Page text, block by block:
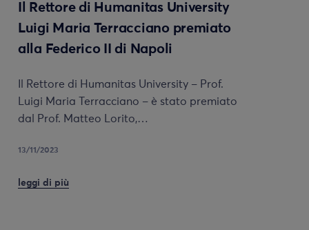
Il Rettore di Humanitas University
Luigi Maria Terracciano premiato
alla Federico II di Napoli
Il Rettore di Humanitas University – Prof.
Luigi Maria Terracciano – è stato premiato
dal Prof. Matteo Lorito,…
13/11/2023
leggi di più